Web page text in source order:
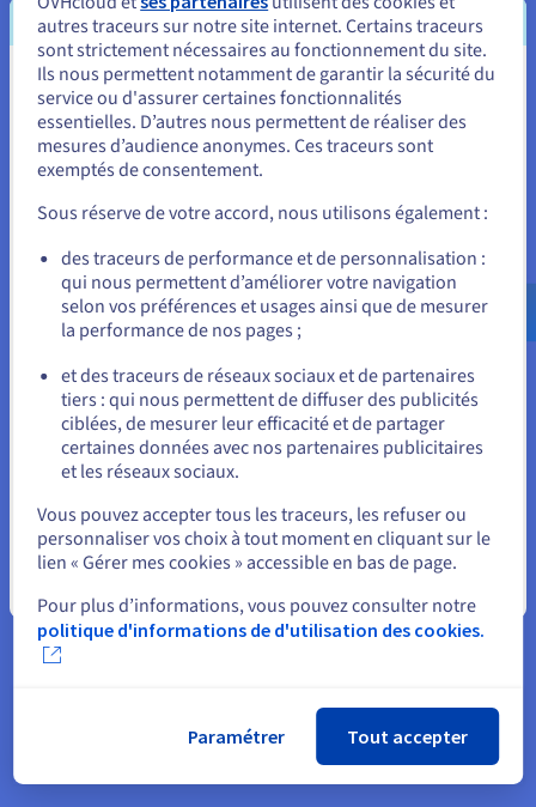
Cooney. Certaines technologies, comme le vRack,
sont tellement faciles d’utilisation que nous
les utilisons sur tous nos serveurs dédiés et
réseaux publics, dans tous les environnements. »
La technologievRack
dédiés ainsi que ses solutions Private et Public
Cloud. Ceci permet d’offrir une infrastructure
sécurisée et évolutive, à l’échelle mondiale, qui
peut pourtant être gérée comme un réseau local
privé.
Lionel Legros, directeur de la branche Asie-
Pacifique d’OVHcloud, explique que via
l’infrastructure mondiale d’OVHcloud, les clients
de SnapComms peuvent bénéficier de services de
messagerie haute performance hébergés
localement. Ceux-ci respectent donc la
réglementation locale concernant les données.
« Le nouveau datacenter OVHcloud à Sydney
permet à SnapComms de poursuivre ses
en Australie, les mêmes performances et la même
Vous semblez être localisé en États-
Unis.
Pour commander, rendez-vous sur le site de votre pays (États-
Allez sur le site États-Unis
us.ovhcloud.com/
Anglais USD - $
ou
Rester sur le site actuel
Sélectionner un autre site web
autres traceurs sur notre site internet. Certains traceurs
sont strictement nécessaires au fonctionnement du site.
Ils nous permettent notamment de garantir la sécurité du
service ou d'assurer certaines fonctionnalités
essentielles. D’autres nous permettent de réaliser des
mesures d’audience anonymes. Ces traceurs sont
exemptés de consentement.
Sous réserve de votre accord, nous utilisons également :
des traceurs de performance et de personnalisation :
qui nous permettent d’améliorer votre navigation
selon vos préférences et usages ainsi que de mesurer
la performance de nos pages ;
et des traceurs de réseaux sociaux et de partenaires
tiers : qui nous permettent de diffuser des publicités
ciblées, de mesurer leur efficacité et de partager
certaines données avec nos partenaires publicitaires
et les réseaux sociaux.
Vous pouvez accepter tous les traceurs, les refuser ou
personnaliser vos choix à tout moment en cliquant sur le
lien « Gérer mes cookies » accessible en bas de page.
Pour plus d’informations, vous pouvez consulter notre
politique d'informations de d'utilisation des cookies.
Paramétrer Tout accepter